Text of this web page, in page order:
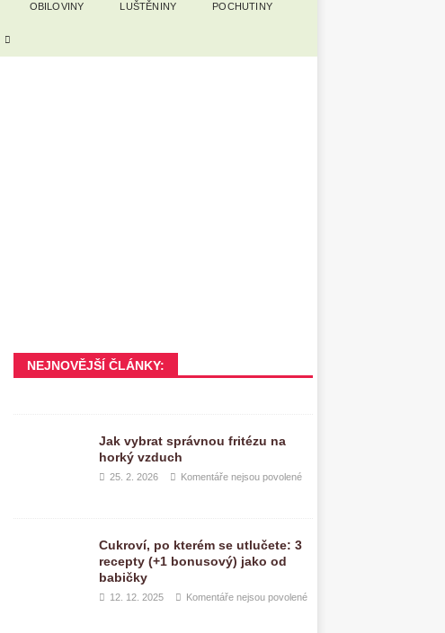
OBILOVINY LUŠTĚNINY POCHUTINY
NEJNOVĚJŠÍ ČLÁNKY:
Jak vybrat správnou fritézu na
horký vzduch
25. 2. 2026 Komentáře nejsou povolené
Cukroví, po kterém se utlučete: 3
recepty (+1 bonusový) jako od
babičky
12. 12. 2025 Komentáře nejsou povolené